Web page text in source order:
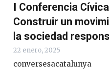
I Conferencia
Construir un
la sociedad
22 enero, 2025
conversesacatalunya